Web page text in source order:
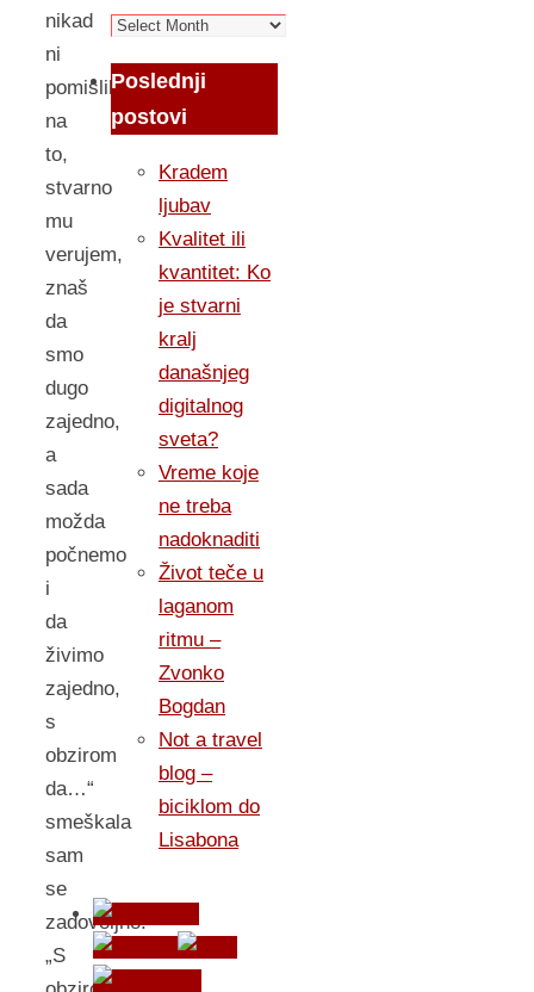
nikad
ni
pomislila
na
to,
stvarno
mu
verujem,
znaš
da
smo
dugo
zajedno,
a
sada
možda
počnemo
i
da
živimo
zajedno,
s
obzirom
da…“
smeškala
sam
se
zadovoljno.
„S
Arhiva
Poslednji
postovi
Kradem
ljubav
Kvalitet ili
kvantitet: Ko
je stvarni
kralj
današnjeg
digitalnog
sveta?
Vreme koje
ne treba
nadoknaditi
Život teče u
laganom
ritmu –
Zvonko
Bogdan
Not a travel
blog –
biciklom do
Lisabona